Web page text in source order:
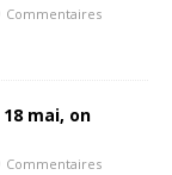
Commentaires
mai, on
Commentaires